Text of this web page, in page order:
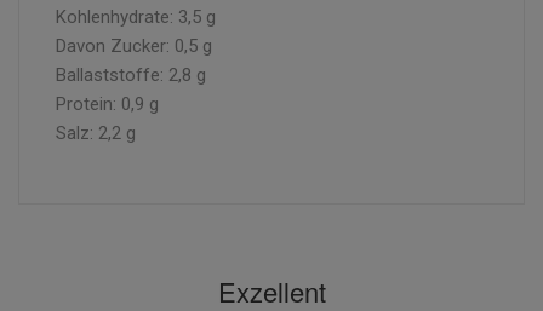
Kohlenhydrate: 3,5 g
Davon Zucker: 0,5 g
Ballaststoffe: 2,8 g
Protein: 0,9 g
Salz: 2,2 g
Exzellent